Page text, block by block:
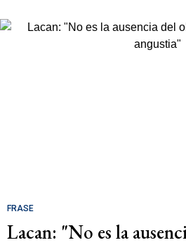
FRASE
Lacan: "No es la